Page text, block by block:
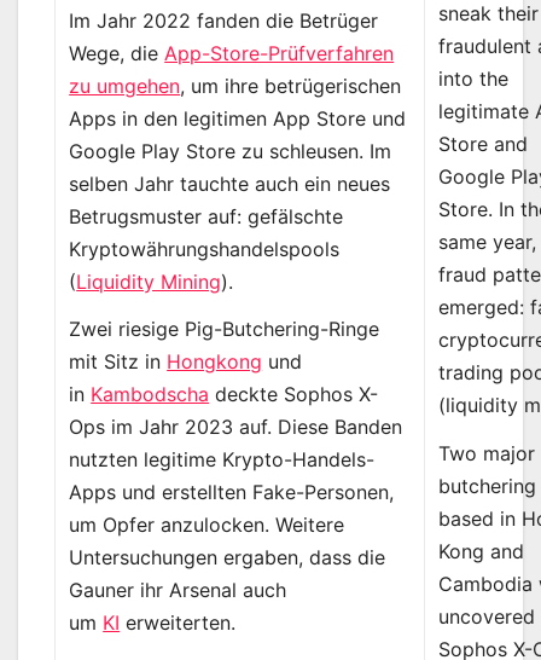
Im Jahr 2022 fanden die Betrüger
Wege, die App-Store-Prüfverfahren
zu umgehen, um ihre betrügerischen
Apps in den legitimen App Store und
Google Play Store zu schleusen. Im
selben Jahr tauchte auch ein neues
Betrugsmuster auf: gefälschte
Kryptowährungshandelspools
(Liquidity Mining).
Zwei riesige Pig-Butchering-Ringe
mit Sitz in Hongkong und
in Kambodscha deckte Sophos X-
Ops im Jahr 2023 auf. Diese Banden
nutzten legitime Krypto-Handels-
Apps und erstellten Fake-Personen,
um Opfer anzulocken. Weitere
Untersuchungen ergaben, dass die
Gauner ihr Arsenal auch
um KI erweiterten.
sneak their
fraudulent
into the
legitimate
Store and
Google
Store. In
same
fraud
emerged:
trading
(liquidity
Two
based in
Kong and
Cambodia
uncovered
Sophos X-